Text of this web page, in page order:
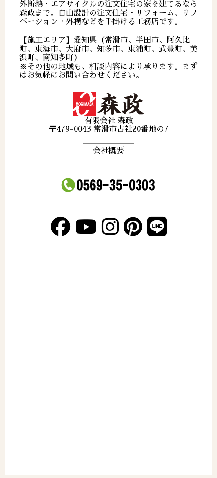
外断熱・エアサイクルの注文住宅の家を建てるなら
森政まで。自由設計の注文住宅・リフォーム、リノ
ベーション・外構などを手掛ける工務店です。
【施工エリア】愛知県（常滑市、半田市、阿久比
町、東海市、大府市、知多市、東浦町、武豊町、美
浜町、南知多町）
※その他の地域も、相談内容により承ります。まず
はお気軽にお問い合わせください。
有限会社 森政
〒479-0043 常滑市古社20番地の7
会社概要